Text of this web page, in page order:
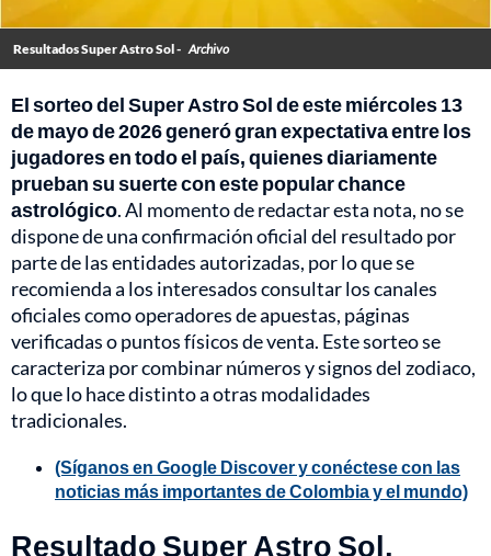
Resultados Super Astro Sol - Archivo
El sorteo del Super Astro Sol de este miércoles 13
de mayo de 2026 generó gran expectativa entre los
jugadores en todo el país, quienes diariamente
prueban su suerte con este popular chance
astrológico. Al momento de redactar esta nota, no se
dispone de una confirmación oficial del resultado por
parte de las entidades autorizadas, por lo que se
recomienda a los interesados consultar los canales
oficiales como operadores de apuestas, páginas
verificadas o puntos físicos de venta. Este sorteo se
caracteriza por combinar números y signos del zodiaco,
lo que lo hace distinto a otras modalidades
tradicionales.
(Síganos en Google Discover y conéctese con las
noticias más importantes de Colombia y el mundo)
Resultado Super Astro Sol,